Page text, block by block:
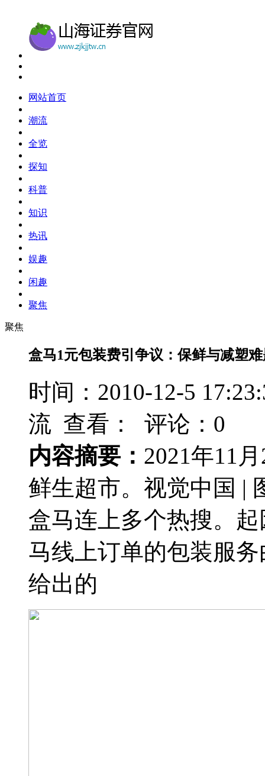
网站首页
潮流
全览
探知
科普
知识
热讯
娱趣
闲趣
聚焦
聚焦
盒马1元包装费引争议：保鲜与减塑
时间：2010-12-5
流 查看：
评论：0
内容摘要： 2021年11
鲜生超市。视觉中国 |
盒马连上多个热搜。
马线上订单的包装服
给出的